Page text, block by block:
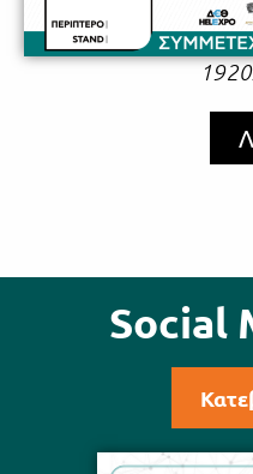
Social